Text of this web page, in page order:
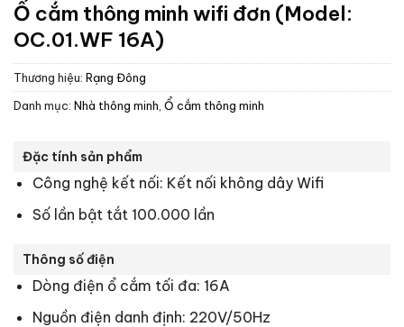
Ổ cắm thông minh wifi đơn (Model:
OC.01.WF 16A)
Thương hiệu: Rạng Đông
Danh mục: Nhà thông minh Ổ cắm thông minh
Đặc tính sản phẩm
Công nghệ kết nối: Kết nối không dây Wifi
Số lần bật tắt 100.000 lần
Thông số điện
Dòng điện ổ cắm tối đa: 16A
Nguồn điện danh định: 220V/50Hz